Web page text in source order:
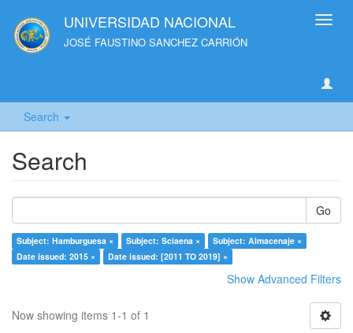
UNIVERSIDAD NACIONAL
JOSÉ FAUSTINO SANCHEZ CARRIÓN
Search
Search
Go
Subject: Hamburguesa × Subject: Sciaena ×
Subject: Almacenaje ×
Date issued: 2015 ×
Date issued: [2011 TO 2019] ×
Show Advanced Filters
Now showing items 1-1 of 1